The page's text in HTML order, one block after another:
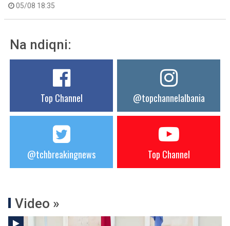
05/08 18:35
Na ndiqni:
Top Channel @topchannelalbania
@tchbreakingnews Top Channel
Video »